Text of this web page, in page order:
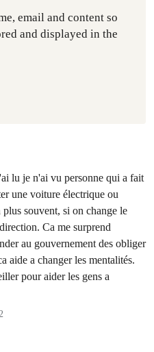
email and content so
and displayed in the
lu je n'ai vu personne qui a fait
une voiture électrique ou
souvent, si on change le
Ca me surprend
au gouvernement des obliger
aide a changer les mentalités.
pour aider les gens a